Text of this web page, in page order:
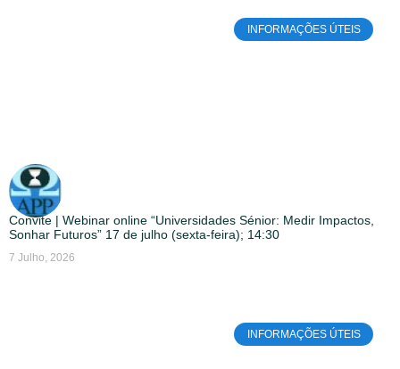
INFORMAÇÕES ÚTEIS
Convite | Webinar online “Universidades Sénior: Medir Impactos,
Sonhar Futuros” 17 de julho (sexta-feira); 14:30
7 Julho, 2026
INFORMAÇÕES ÚTEIS